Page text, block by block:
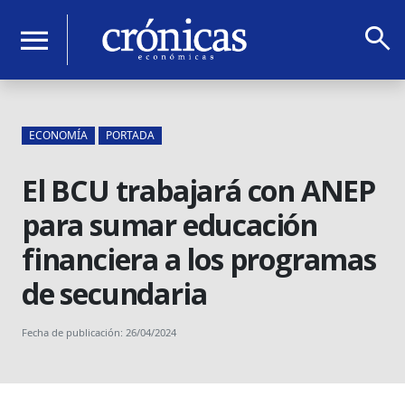
menu search
ECONOMÍA PORTADA
El BCU trabajará con ANEP
para sumar educación
financiera a los programas
de secundaria
Fecha de publicación: 26/04/2024